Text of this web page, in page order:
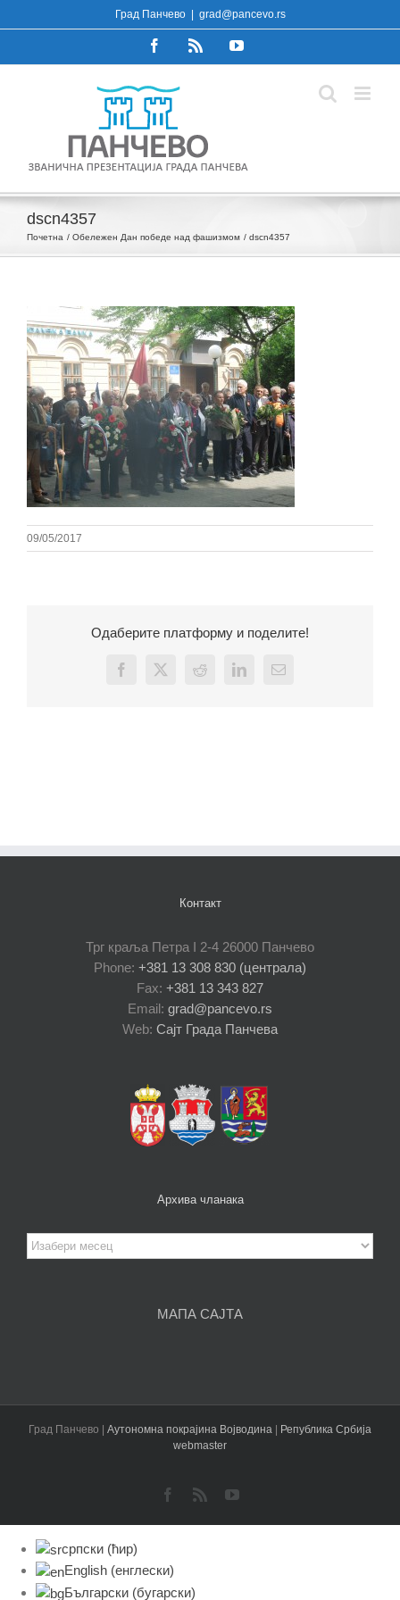
to
Град Панчево grad@pancevo.rs
FacebookRss YouTube
dscn4357
Почетна Обележен Дан победе над фашизмом dscn4357
09/05/2017
Одаберите платформу и поделите!
Facebook
X Reddit LinkedInEmail
Контакт
Трг краља Петра I 2-4 26000 Панчево
Phone: +381 13 308 830 (централа)
Fax: +381 13 343 827
Email: grad@pancevo.rs
Web: Сајт Града Панчева
Архива чланака
Архива
чланака
МАПА САЈТА
Град Панчево | Аутономна покрајина Војводина | Република Србија
webmaster
Facebook
Rss YouTube
српски (ћир)
English (енглески)
Български (бугарски)